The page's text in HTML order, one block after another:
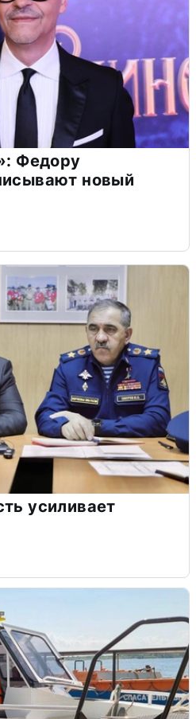
Федору
новый
усиливает